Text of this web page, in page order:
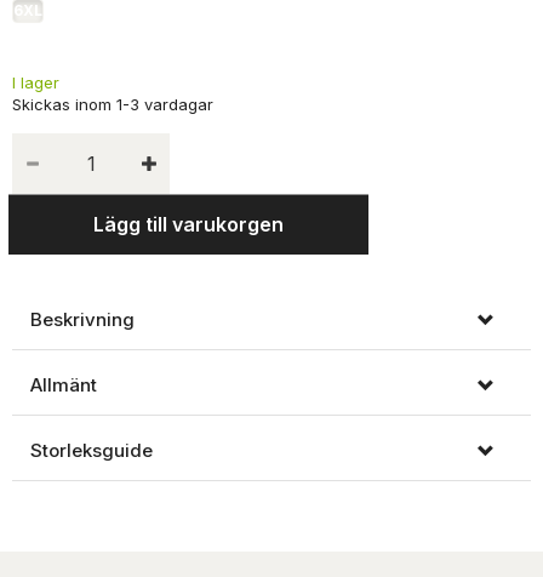
6XL
I lager
Lägg till varukorgen
Beskrivning
Allmänt
Storleksguide